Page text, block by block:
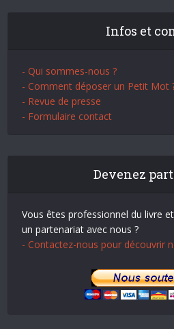
Infos et
- Qui sommes-nous ?
- Comment déposer un Petit Mot
- Revue de presse
- Formulaire contact
Devenez
Vous êtes professionnel du livre
un partenariat avec nous ?
- Contactez-nous pour découvrir